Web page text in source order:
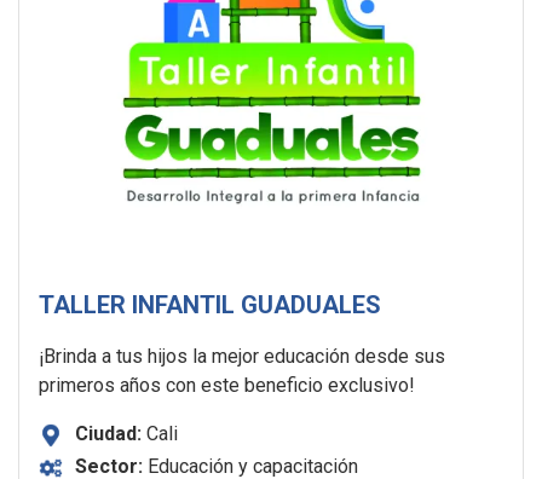
TALLER INFANTIL GUADUALES
¡Brinda a tus hijos la mejor educación desde sus
primeros años con este beneficio exclusivo!
Ciudad: Cali
Sector: Educación y capacitación